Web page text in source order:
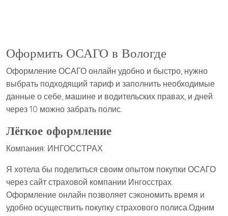
Оформить ОСАГО в Вологде
Оформление ОСАГО онлайн удобно и быстро, нужно
выбрать подходящий тариф и заполнить необходимые
данные о себе, машине и водительских правах, и дней
через 10 можно забрать полис.
Лёгкое оформление
Компания: ИНГОССТРАХ
Я хотела бы поделиться своим опытом покупки ОСАГО
через сайт страховой компании Ингосстрах.
Оформление онлайн позволяет сэкономить время и
удобно осуществить покупку страхового полиса.Одним